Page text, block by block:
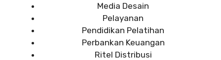
Media Desain
Pelayanan
Pendidikan Pelatihan
Perbankan Keuangan
Ritel Distribusi